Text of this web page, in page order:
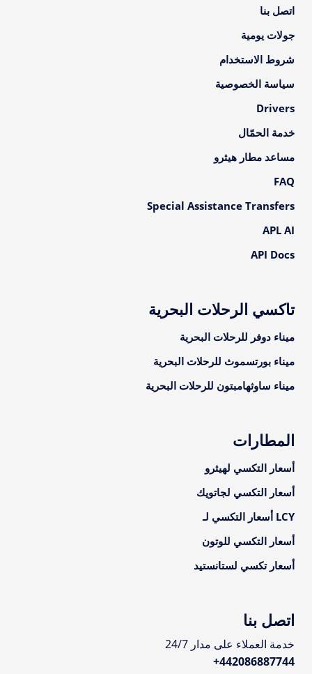
اتصل بنا
جولات يومية
شروط الاستخدام
سياسة الخصوصية
Drivers
خدمة الحمّال
مساعد مطار هيثرو
FAQ
Special Assistance Transfers
APL AI
API Docs
تاكسي الرحلات البحرية
ميناء دوفر للرحلات البحرية
ميناء بورتسموث للرحلات البحرية
ميناء ساوثهامبتون للرحلات البحرية
المطارات
أسعار التكسي لهيثرو
أسعار التكسي لجاتويك
LCY أسعار التكسي لـ
أسعار التكسي للوتون
أسعار تكسي لستانستيد
اتصل بنا
خدمة العملاء على مدار 24/7
+442086887744